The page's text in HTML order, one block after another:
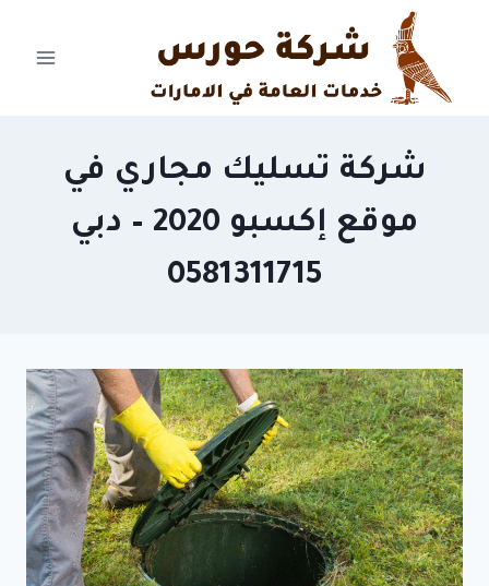
content
شركة تسليك مجاري في
موقع إكسبو 2020 – دبي
0581311715